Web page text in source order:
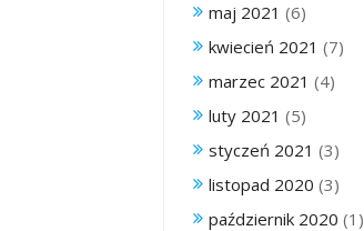
maj 2021 (6)
kwiecień 2021 (7)
marzec 2021 (4)
luty 2021 (5)
styczeń 2021 (3)
listopad 2020 (3)
październik 2020 (1)